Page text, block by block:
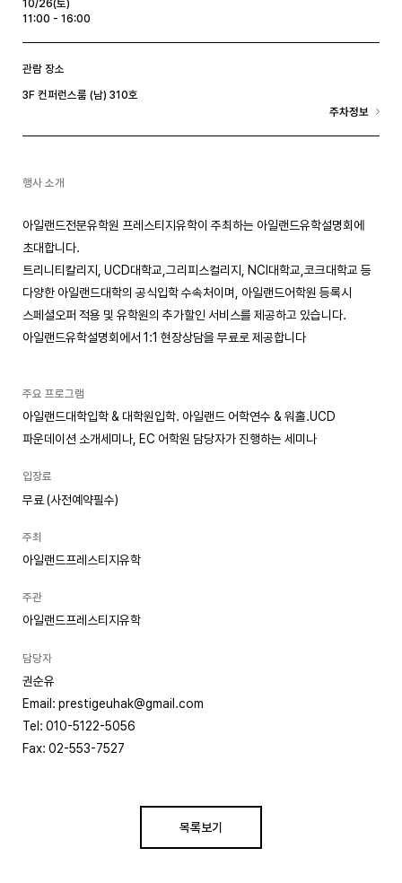
10/26(토)
11:00 - 16:00
관람 장소
3F 컨퍼런스룸 (남) 310호
주차정보
행사 소개
아일랜드전문유학원 프레스티지유학이 주최하는 아일랜드유학설명회에
초대합니다.
트리니티칼리지, UCD대학교,그리피스컬리지, NCI대학교,코크대학교 등
다양한 아일랜드대학의 공식입학 수속처이며, 아일랜드어학원 등록시
스페셜오퍼 적용 및 유학원의 추가할인 서비스를 제공하고 있습니다.
아일랜드유학설명회에서 1:1 현장상담을 무료로 제공합니다
주요 프로그램
아일랜드대학입학 & 대학원입학. 아일랜드 어학연수 & 워홀.UCD
파운데이션 소개세미나, EC 어학원 담당자가 진행하는 세미나
입장료
무료 (사전예약필수)
주최
아일랜드프레스티지유학
주관
아일랜드프레스티지유학
담당자
권순유
Email: prestigeuhak@gmail.com
Tel: 010-5122-5056
Fax: 02-553-7527
목록보기